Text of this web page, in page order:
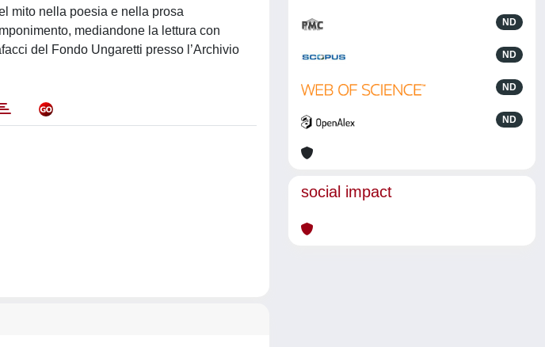
mito nella poesia e nella prosa
mediandone la lettura con
del Fondo Ungaretti presso l’Archivio
ND
ND
ND
ND
social impact